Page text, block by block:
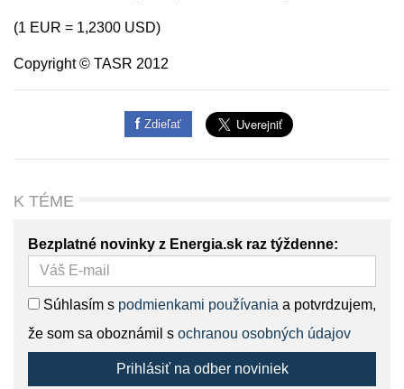
(1 EUR = 1,2300 USD)
Copyright © TASR 2012
Zdieľať
K TÉME
Bezplatné novinky z Energia.sk raz týždenne:
Súhlasím s podmienkami používania a potvrdzujem,
že som sa oboznámil s ochranou osobných údajov
Prihlásiť na odber noviniek